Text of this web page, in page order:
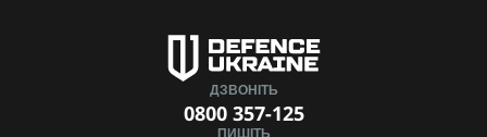
ДЗВОНІТЬ
0800 357-125